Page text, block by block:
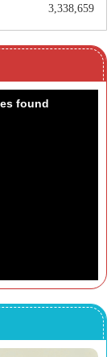
3,338,659
found